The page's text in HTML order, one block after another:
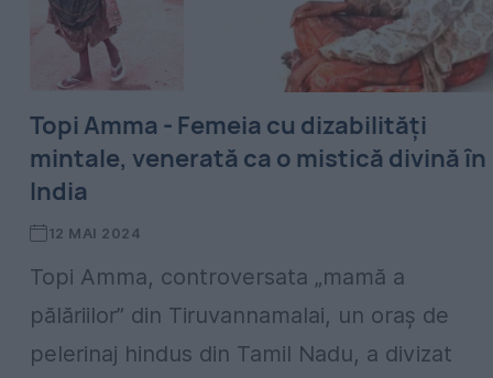
Topi Amma - Femeia cu dizabilități
mintale, venerată ca o mistică divină în
India
12 MAI 2024
Topi Amma, controversata „mamă a
pălăriilor” din Tiruvannamalai, un oraș de
pelerinaj hindus din Tamil Nadu, a divizat